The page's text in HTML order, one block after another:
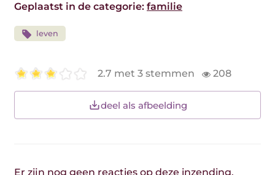
Geplaatst in de categorie: familie
leven
2.7 met 3 stemmen 208
deel als afbeelding
Er zijn nog geen reacties op deze inzending.